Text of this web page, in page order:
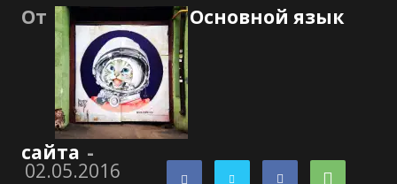
От Основной язык
сайта -
02.05.2016